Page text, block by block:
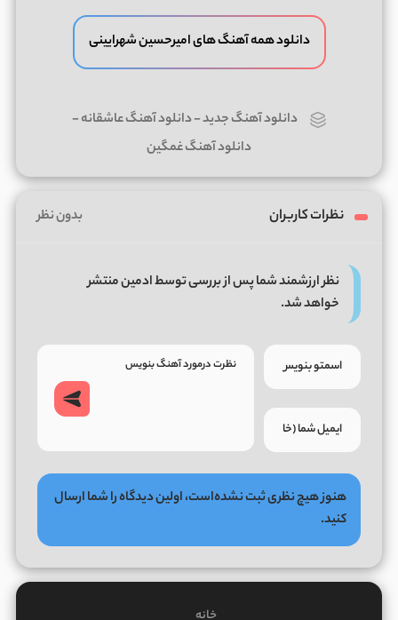
دانلود همه آهنگ های امیرحسین شهرایینی
دانلود آهنگ جدید-دانلود آهنگ عاشقانه-
دانلود آهنگ غمگین
نظرات کاربران بدون نظر
نظر ارزشمند شما پس از بررسی توسط ادمین منتشر
خواهد شد.
هنوز هیچ نظری ثبت نشده‌است، اولین دیدگاه را شما ارسال
کنید.